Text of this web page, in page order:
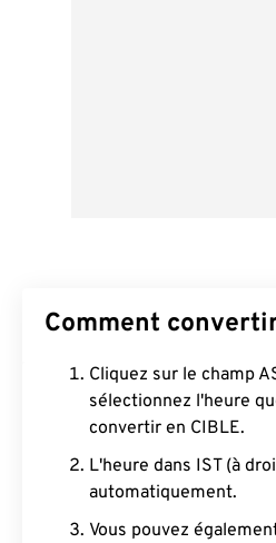
Comment
Cliquez sur le champ
sélectionnez l'heure
convertir en CIBLE.
L'heure dans IST (à
automatiquement.
Vous pouvez